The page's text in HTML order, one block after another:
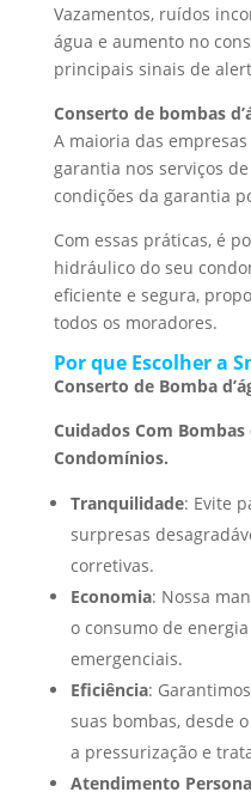
Vazamentos, ruídos
água e aumento no
principais sinais de
Conserto de bombas
A maioria das
garantia nos serviços
condições da garantia
Com essas práticas, é
hidráulico do seu
eficiente e segura,
todos os moradores.
Por que Escolher a
Conserto de Bomba
Cuidados Com Bombas
Condomínios.
Tranquilidade: Evite
surpresas
corretivas.
Economia: Nossa
o consumo de
emergenciais.
Eficiência:
suas bombas, desde
a pressurização e
Atendimento